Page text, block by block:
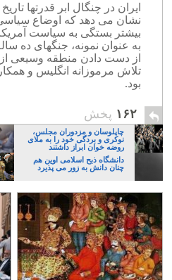
ایران در چنگال ابر قدرتها
نشان می دهد که اوضاع
بیشتر بستگی به سیاست
به عنوان نمونه، جنگهای ده
از دست دادن منطقه وسیعی از
تلاش مرموزانه انگلیس و
بود.
۱۶۲ پخش
چاپلوسان و مزدوران مجلس،
نوکری و بردگی خود را به ملای
روضه خوان ابراز داشتند
دانشگاه ذبح اسلامی اوین هم
چنان دانش به زور می پذیرد